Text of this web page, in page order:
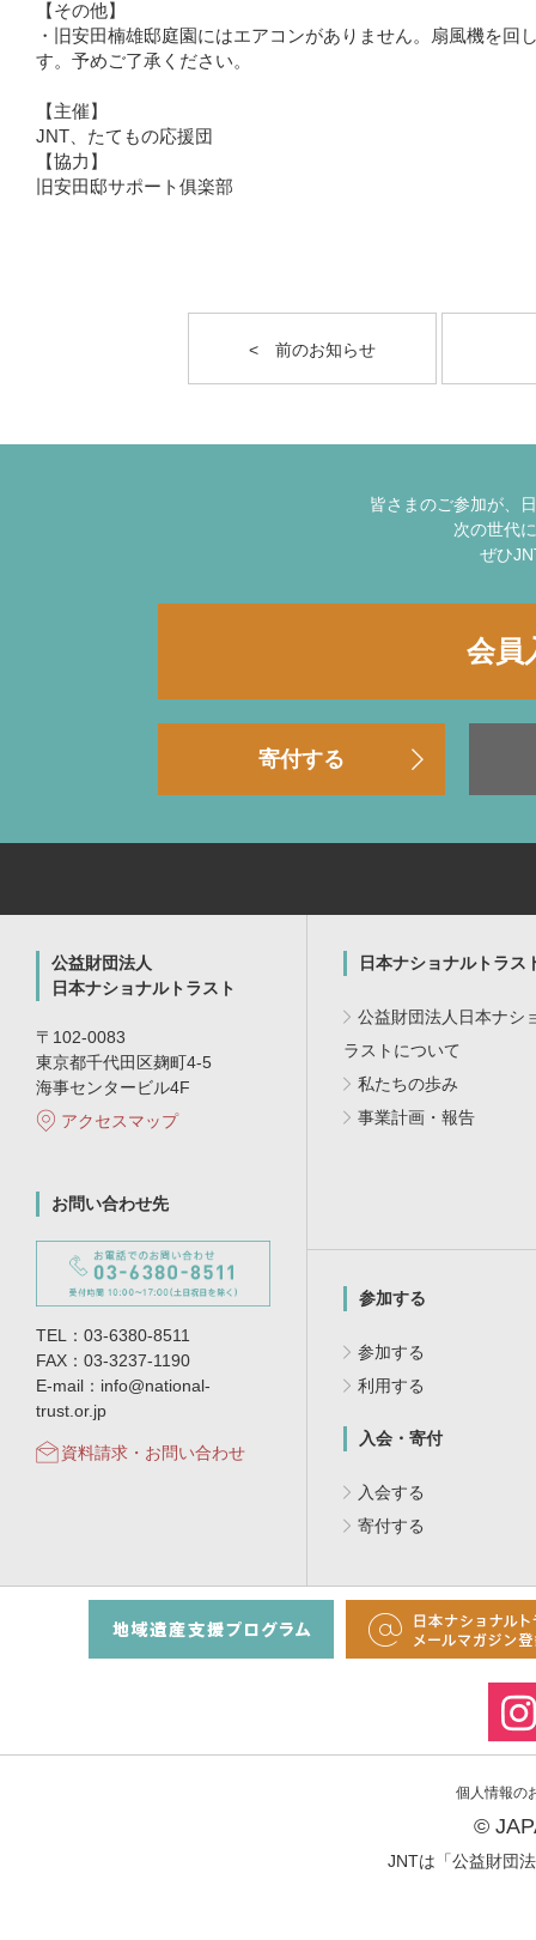
【その他】
・旧安田楠雄邸庭園にはエアコンがありません。扇風機を回
す。予めご了承ください。
【主催】
JNT、たてもの応援団
【協力】
旧安田邸サポート俱楽部
< 前のお知らせ
皆さまのご参加が、
次の世代
ぜひ
会員
寄付する
公益財団法人
日本ナショナルトラスト
〒102-0083
東京都千代田区麹町4-5
海事センタービル4F
アクセスマップ
お問い合わせ先
TEL：03-6380-8511
FAX：03-3237-1190
E-mail：info@national-
trust.or.jp
資料請求・お問い合わせ
日本ナショナルトラス
公益財団法人日本ナシ
ラストについて
私たちの歩み
事業計画・報告
参加する
参加する
利用する
入会・寄付
入会する
寄付する
個人情報の
©
JNTは「公益財団